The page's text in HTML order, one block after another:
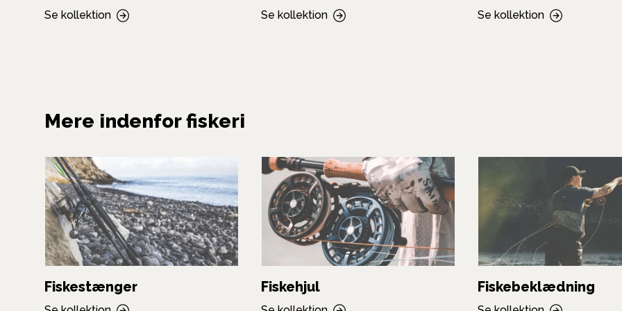
Se kollektion Se kollektion Se kollektion
Mere indenfor fiskeri
Fiskestænger Fiskehjul Fiskebeklædning